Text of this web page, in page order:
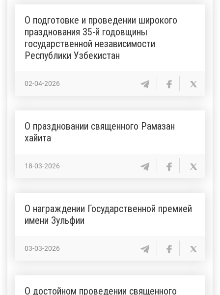
О подготовке и проведении широкого
празднования 35-й годовщины
государственной независимости
Республики Узбекистан
02-04-2026
О праздновании священного Рамазан
хайита
18-03-2026
О награждении Государственной премией
имени Зульфии
03-03-2026
О достойном проведении священного